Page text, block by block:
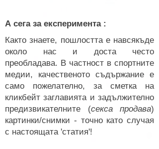
А сега за експеримента :
Както знаете, пошлостта е навсякъде
около нас и доста често
преобладава. В частност в спортните
медии, качественото съдържание е
само пожелателно, за сметка на
кликбейт заглавията и задължително
предизвикателните (секса продава)
картинки/снимки - точно като случая
с настоящата 'статия'!